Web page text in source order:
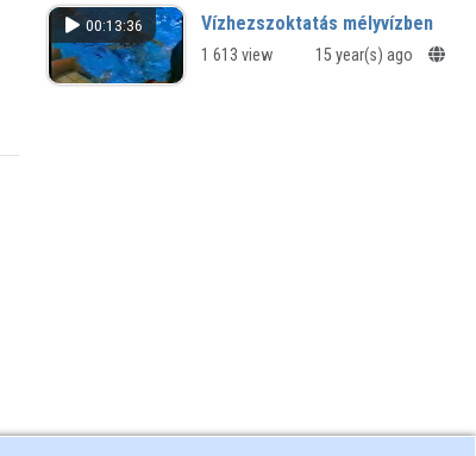
00:13:36 Vízhezszoktatás mélyvízben
1 613 view 15 year(s) ago